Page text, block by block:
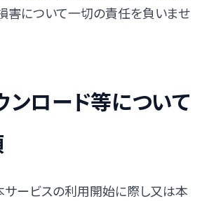
害について一切の責任を負いませ
ロード等について
サービスの利用開始に際し又は本